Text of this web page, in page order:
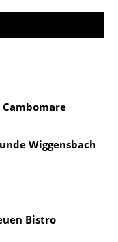
Wiggensbach
Bistro